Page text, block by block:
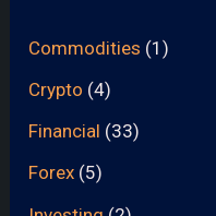
Commodities (1)
Crypto (4)
Financial (33)
Forex (5)